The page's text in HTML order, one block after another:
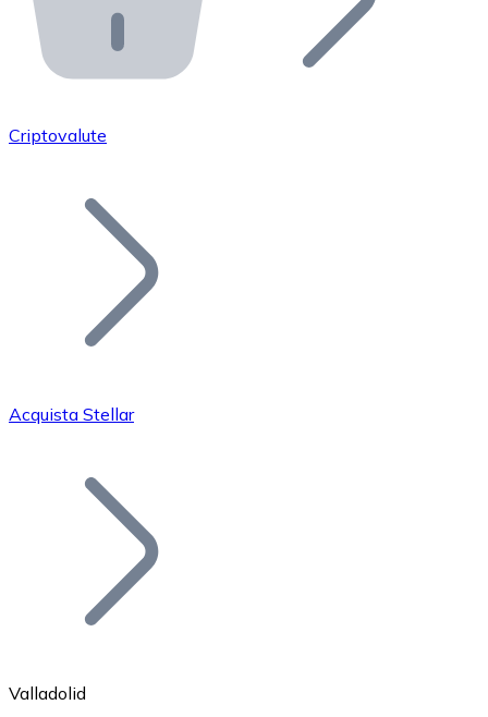
API Bitnovo
Integra la nostra API nel tuo ecosistema.
Unisciti alla nostra rete di rivenditori e
Aggiungi il token del tuo progetto al nostro servizio di
Bitcoin
Criptovalute
Acquista Stellar
Valladolid